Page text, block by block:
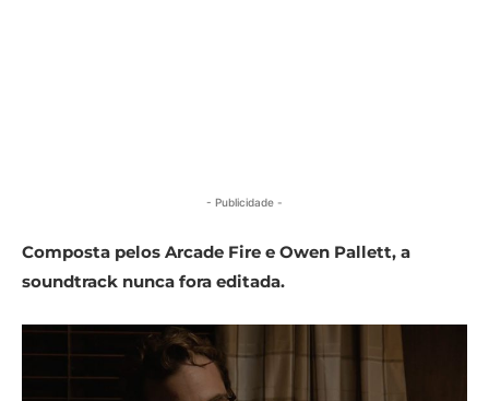
- Publicidade -
Composta pelos Arcade Fire e Owen Pallett, a
soundtrack nunca fora editada.